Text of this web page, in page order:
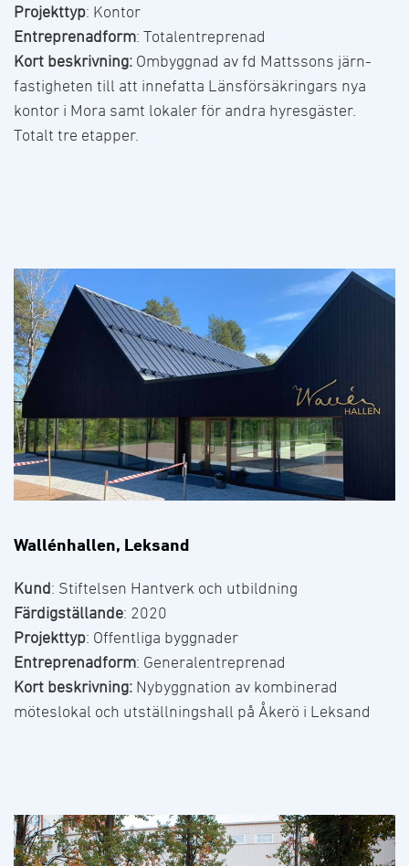
Projekttyp: Kontor
Entreprenadform: Totalentreprenad
Kort beskrivning: Ombyggnad av fd Mattssons järn-
fastigheten till att innefatta Länsförsäkringars nya
kontor i Mora samt lokaler för andra hyresgäster.
Totalt tre etapper.
Wallénhallen, Leksand
Kund: Stiftelsen Hantverk och utbildning
Färdigställande: 2020
Projekttyp: Offentliga byggnader
Entreprenadform: Generalentreprenad
Kort beskrivning: Nybyggnation av kombinerad
möteslokal och utställningshall på Åkerö i Leksand